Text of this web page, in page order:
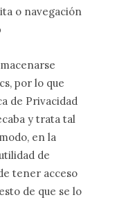
o navegación
por lo que
de Privacidad
y trata tal
en la
de
tener acceso
de que se lo